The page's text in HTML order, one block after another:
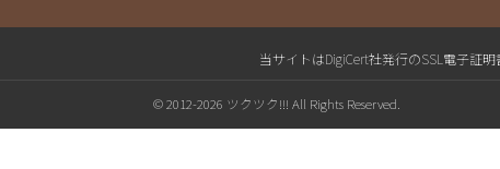
当サイトはDigiCert社発行のSSL電子証
© 2012-2026 ツクツク!!! All Rights Reserved.